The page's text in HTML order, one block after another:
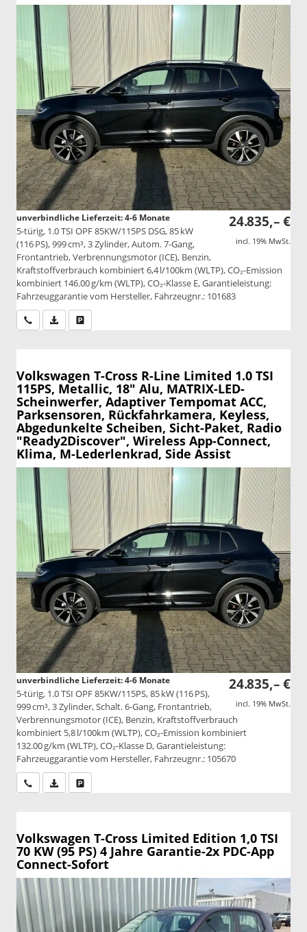
24.835,– €
incl. 19% MwSt.
unverbindliche Lieferzeit: 4-6 Monate
5-türig, 1.0 TSI OPF 85KW/115PS DSG, 85 kW
(116 PS), 999 cm³, 3 Zylinder, Autom. 7-Gang,
Frontantrieb, Verbrennungsmotor (ICE), Benzin,
Kraftstoffverbrauch kombiniert 6,4 l/100km (WLTP), CO₂-Emission
kombiniert 146.00 g/km (WLTP), CO₂-Klasse E, Garantieleistung:
Fahrzeuggarantie vom Hersteller, Fahrzeugnr.: 101683
Wir rufen Sie anPDF-Datei, Fahrzeugexposé drucken
Volkswagen T-Cross R-Line Limited 1.0 TSI
115PS, Metallic, 18" Alu, MATRIX-LED-
Scheinwerfer, Adaptiver Tempomat ACC,
Parksensoren, Rückfahrkamera, Keyless,
Abgedunkelte Scheiben, Sicht-Paket, Radio
"Ready2Discover", Wireless App-Connect,
Klima, M-Lederlenkrad, Side Assist
24.835,– €
incl. 19% MwSt.
unverbindliche Lieferzeit: 4-6 Monate
5-türig, 1.0 TSI OPF 85KW/115PS, 85 kW (116 PS),
999 cm³, 3 Zylinder, Schalt. 6-Gang, Frontantrieb,
Verbrennungsmotor (ICE), Benzin, Kraftstoffverbrauch
kombiniert 5,8 l/100km (WLTP), CO₂-Emission kombiniert
132.00 g/km (WLTP), CO₂-Klasse D, Garantieleistung:
Fahrzeuggarantie vom Hersteller, Fahrzeugnr.: 105670
Wir rufen Sie anPDF-Datei, Fahrzeugexposé drucken
Volkswagen T-Cross Limited Edition 1,0 TSI
70 KW (95 PS) 4 Jahre Garantie-2x PDC-App
Connect-Sofort